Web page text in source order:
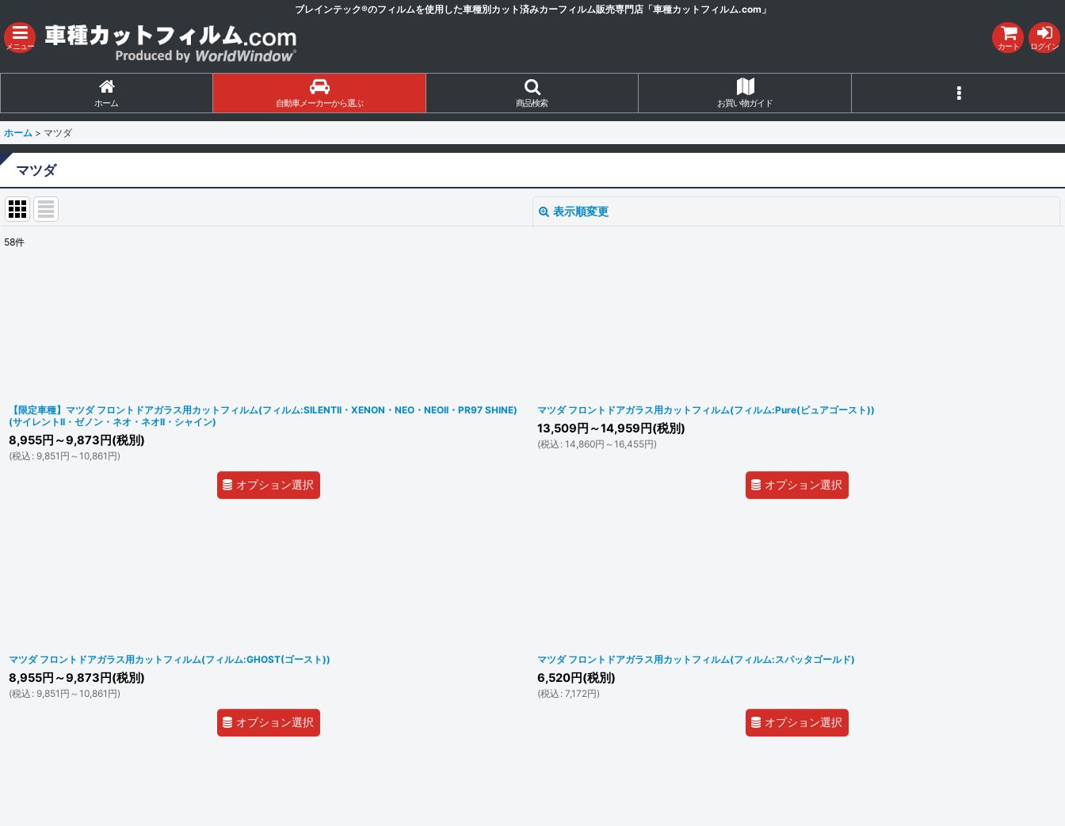
ブレインテック®のフィルムを使用した車種別カット済みカーフィルム販売専門店「車種カットフィルム.com」
メニュー カート ログイン
ホーム 自動車メーカーから選ぶ 商品検索 お買い物ガイド
ホーム > マツダ
マツダ
表示順変更
58件
【限定車種】マツダ フロントドアガラス用カットフィルム(フィルム:SILENTII・XENON・NEO・NEOII・PR97 SHINE)
(サイレントII・ゼノン・ネオ・ネオII・シャイン)
8,955円 ～9,873 円(税別)
(税込 : 9,851 円 ～10,861 円)
オプション選択
マツダ フロントドアガラス用カットフィルム(フィルム:Pure(ピュアゴースト))
13,509 円 ～14,959 円(税別)
(税込 : 14,860円 ～16,455円)
オプション選択
マツダ フロントドアガラス用カットフィルム(フィルム:GHOST(ゴースト))
8,955円 ～9,873 円(税別)
(税込 : 9,851 円 ～10,861 円)
オプション選択
マツダ フロントドアガラス用カットフィルム(フィルム:スパッタゴールド)
6,520円(税別)
(税込 : 7,172円)
オプション選択